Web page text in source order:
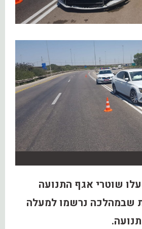
שוטרי אגף התנועה
שבמהלכה נרשמו למעלה